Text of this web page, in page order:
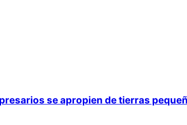
se apropien de tierras